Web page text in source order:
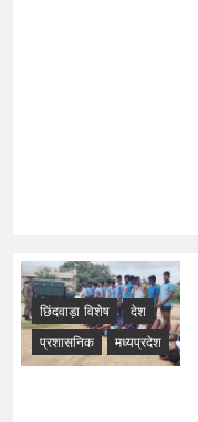
छिंदवाड़ा विशेष
देश
प्रशासनिक
मध्यप्रदेश